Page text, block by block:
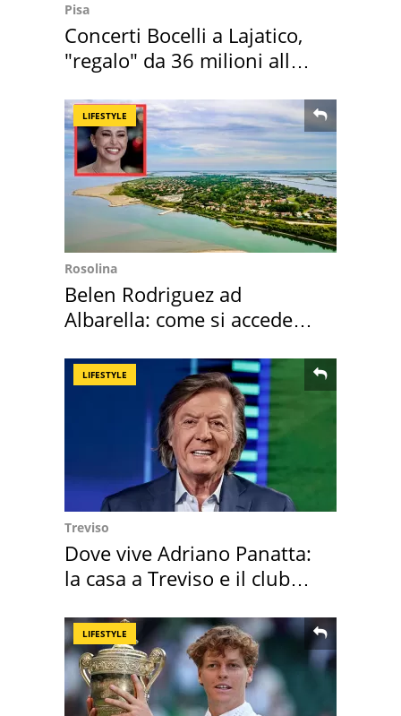
Pisa
Concerti Bocelli a Lajatico,
"regalo" da 36 milioni alla
LIFESTYLE
Rosolina
Belen Rodriguez ad
Albarella: come si accede
LIFESTYLE
Treviso
Dove vive Adriano Panatta:
la casa a Treviso e il club
LIFESTYLE